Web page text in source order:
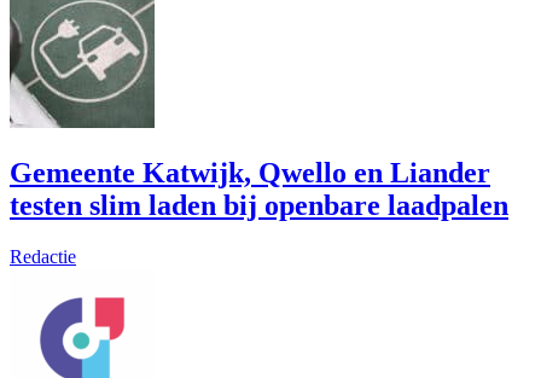
Gemeente Katwijk, Qwello en Liander
testen slim laden bij openbare laadpalen
Redactie